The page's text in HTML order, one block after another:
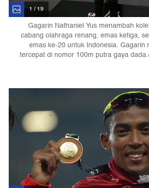
1 / 19
Gagarin Nathaniel Yus menambah
cabang olahraga renang, emas ketiga,
emas ke-20 untuk Indonesia. Gagarin
tercepat di nomor 100m putra gaya